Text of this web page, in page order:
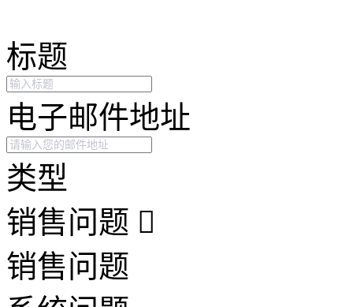
标题
电子邮件地址
类型
销售问题
销售问题